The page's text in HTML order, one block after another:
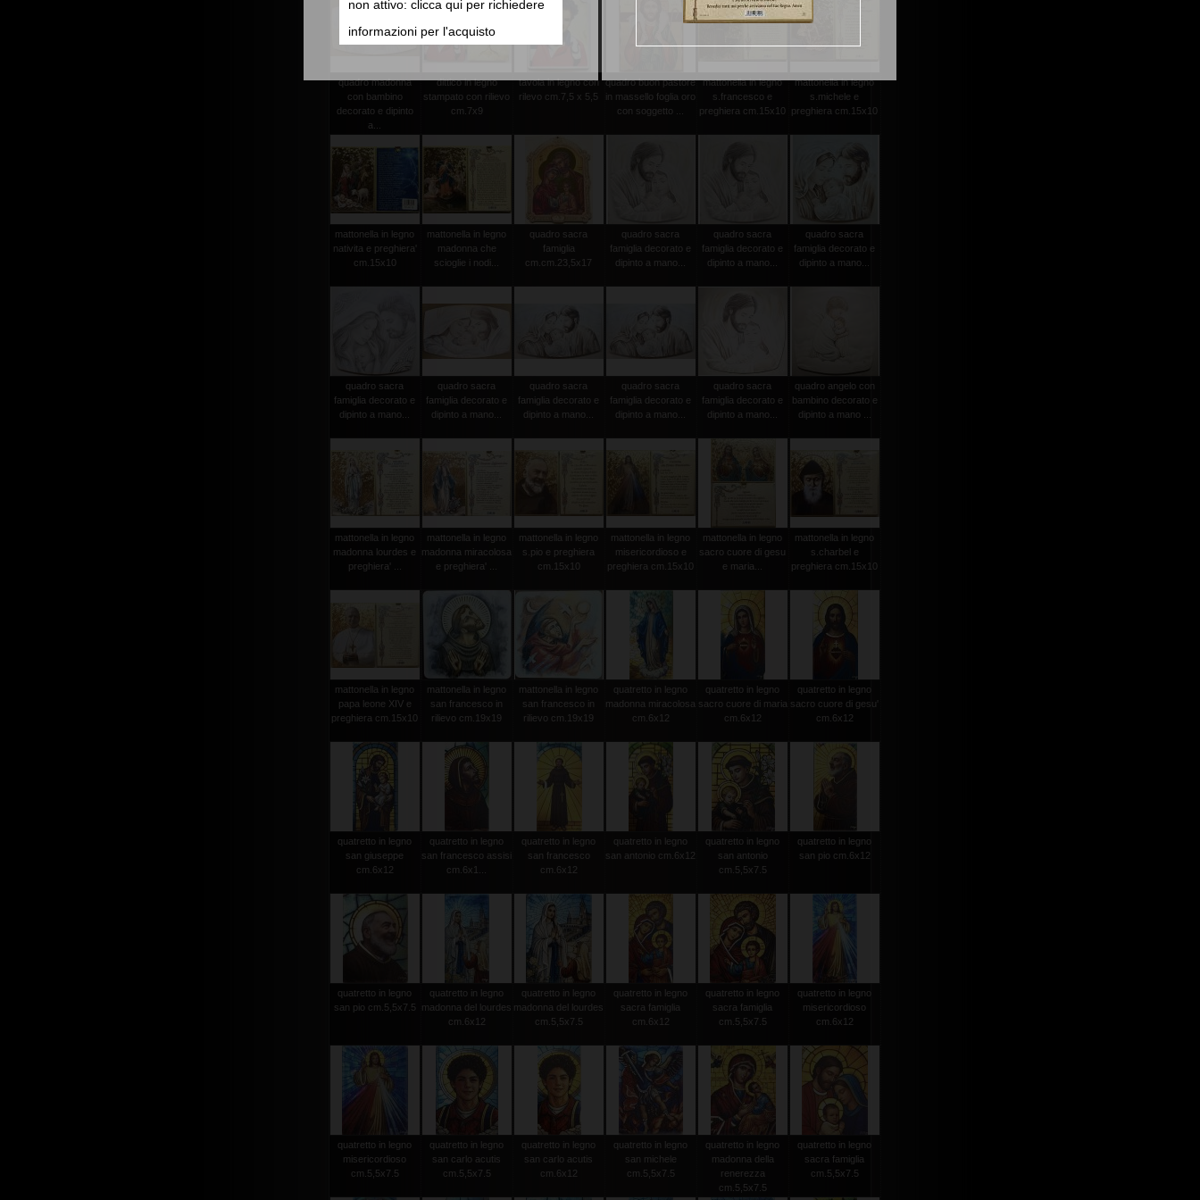
non attivo: clicca qui per richiedere
informazioni per l'acquisto
quadro madonna
con bambino
decorato e dipinto
a...
dittico in legno
stampato con rilievo
cm.7x9
tavola in legno con
rilevo cm.7,5 x 5,5
quadro buon pastore
in massello foglia oro
con soggetto ...
mattonella in legno
s.francesco e
preghiera cm.15x10
mattonella in legno
s.michele e
preghiera cm.15x10
mattonella in legno
nativita e preghiera'
cm.15x10
mattonella in legno
madonna che
scioglie i nodi...
quadro sacra
famiglia
cm.cm.23,5x17
quadro sacra
famiglia decorato e
dipinto a mano...
quadro sacra
famiglia decorato e
dipinto a mano...
quadro sacra
famiglia decorato e
dipinto a mano...
quadro sacra
famiglia decorato e
dipinto a mano...
quadro sacra
famiglia decorato e
dipinto a mano...
quadro sacra
famiglia decorato e
dipinto a mano...
quadro sacra
famiglia decorato e
dipinto a mano...
quadro sacra
famiglia decorato e
dipinto a mano...
quadro angelo con
bambino decorato e
dipinto a mano ...
mattonella in legno
madonna lourdes e
preghiera' ...
mattonella in legno
madonna miracolosa
e preghiera' ...
mattonella in legno
s.pio e preghiera
cm.15x10
mattonella in legno
misericordioso e
preghiera cm.15x10
mattonella in legno
sacro cuore di gesu
e maria...
mattonella in legno
s.charbel e
preghiera cm.15x10
mattonella in legno
papa leone XIV e
preghiera cm.15x10
mattonella in legno
san francesco in
rilievo cm.19x19
mattonella in legno
san francesco in
rilievo cm.19x19
quatretto in legno
madonna miracolosa
cm.6x12
quatretto in legno
sacro cuore di maria
cm.6x12
quatretto in legno
sacro cuore di gesu'
cm.6x12
quatretto in legno
san giuseppe
cm.6x12
quatretto in legno
san francesco assisi
cm.6x1...
quatretto in legno
san francesco
cm.6x12
quatretto in legno
san antonio cm.6x12
quatretto in legno
san antonio
cm.5,5x7.5
quatretto in legno
san pio cm.6x12
quatretto in legno
san pio cm.5,5x7.5
quatretto in legno
madonna del lourdes
cm.6x12
quatretto in legno
madonna del lourdes
cm.5,5x7.5
quatretto in legno
sacra famiglia
cm.6x12
quatretto in legno
sacra famiglia
cm.5,5x7.5
quatretto in legno
misericordioso
cm.6x12
quatretto in legno
misericordioso
cm.5,5x7.5
quatretto in legno
san carlo acutis
cm.5,5x7.5
quatretto in legno
san carlo acutis
cm.6x12
quatretto in legno
san michele
cm.5,5x7.5
quatretto in legno
madonna della
renerezza
cm.5,5x7.5
quatretto in legno
sacra famiglia
cm.5,5x7.5